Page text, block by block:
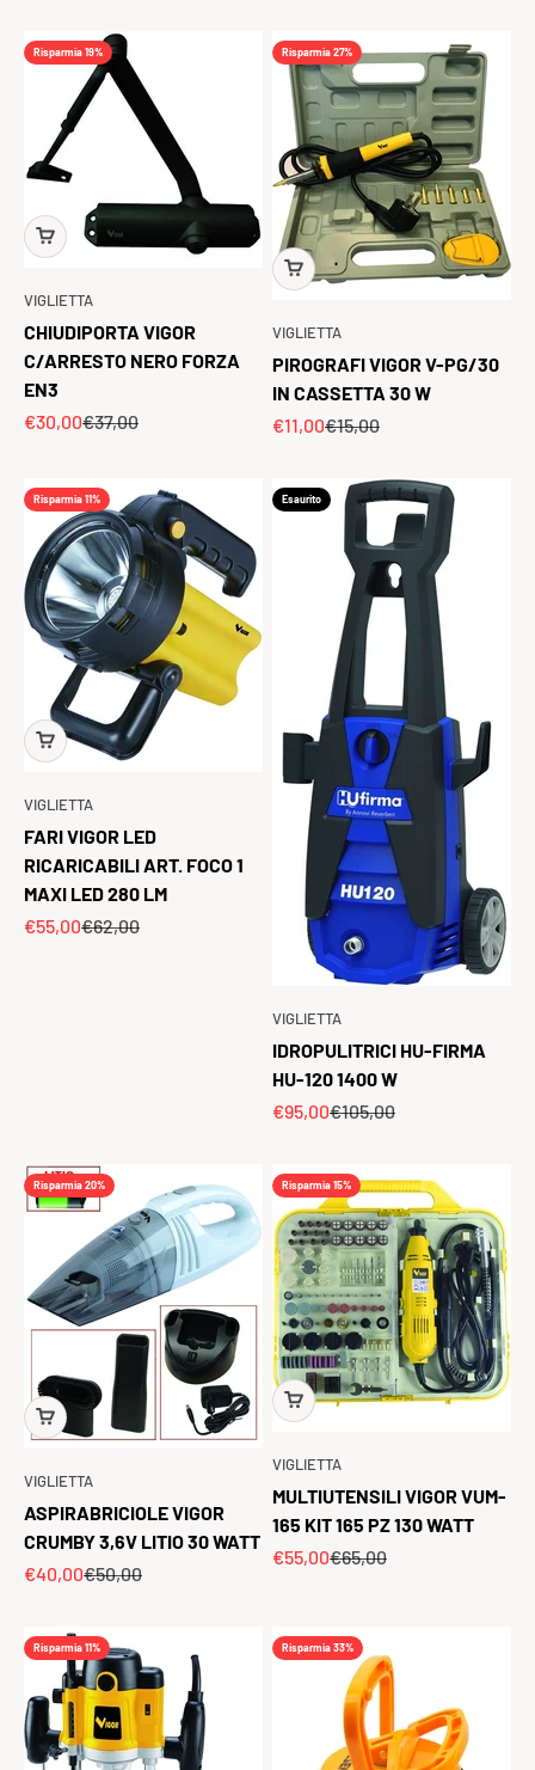
Risparmia 19%
VIGLIETTA
CHIUDIPORTA VIGOR
C/ARRESTO NERO FORZA
EN3
Prezzo scontato
€30,00Prezzo
€37,00
Risparmia 27%
VIGLIETTA
PIROGRAFI VIGOR V-PG/30
IN CASSETTA 30 W
Prezzo scontato
€11,00Prezzo
€15,00
Risparmia 11%
VIGLIETTA
FARI VIGOR LED
RICARICABILI ART. FOCO 1
MAXI LED 280 LM
Prezzo scontato
€55,00Prezzo
€62,00
Esaurito
VIGLIETTA
IDROPULITRICI HU-FIRMA
HU-120 1400 W
Prezzo scontato
€95,00Prezzo
€105,00
Risparmia 20%
VIGLIETTA
ASPIRABRICIOLE VIGOR
CRUMBY 3,6V LITIO 30 WATT
Prezzo scontato
€40,00Prezzo
€50,00
Risparmia 15%
VIGLIETTA
MULTIUTENSILI VIGOR VUM-
165 KIT 165 PZ 130 WATT
Prezzo scontato
€55,00Prezzo
€65,00
Risparmia 11% Risparmia 33%